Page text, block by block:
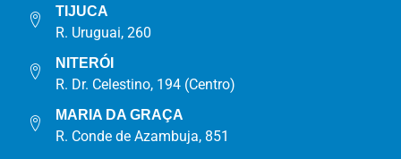
TIJUCA
R. Uruguai, 260
NITERÓI
R. Dr. Celestino, 194 (Centro)
MARIA DA GRAÇA
R. Conde de Azambuja, 851